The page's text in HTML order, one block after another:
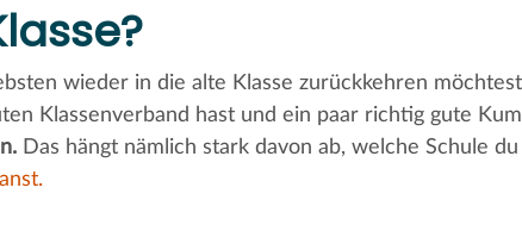
wieder in die alte Klasse zurückkehren
Klassenverband hast und ein paar richtig gute
Das hängt nämlich stark davon ab, welche Schule du